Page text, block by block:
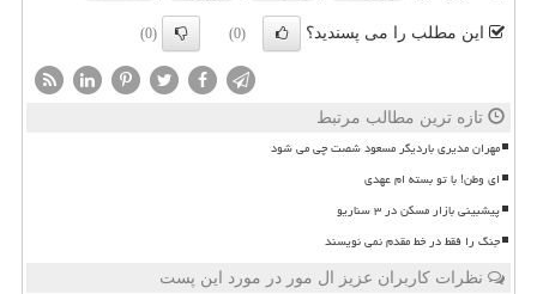
این مطلب را می پسندید؟ (0)
(0)
تازه ترین مطالب مرتبط
مهران مدیری باردیگر مسعود شصت چی می شود
ای وطن! با تو بسته ام عهدی
پیشبینی بازار مسکن در ۳ سناریو
جنگ را فقط در خط مقدم نمی نویسند
نظرات کاربران عزیز ال مور در مورد این پست